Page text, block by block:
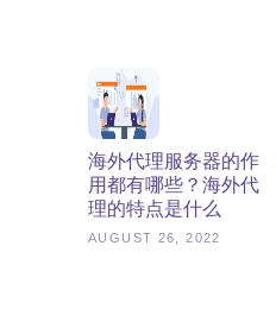
海外代理服务器的作
用都有哪些？海外代
理的特点是什么
AUGUST 26, 2022